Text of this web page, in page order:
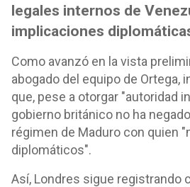
legales internos de
implicaciones
Como avanzó en la vista
abogado del equipo de Ortega,
que, pese a otorgar "autoridad
gobierno británico no ha
régimen de Maduro con quien
diplomáticos".
Así, Londres sigue registrando